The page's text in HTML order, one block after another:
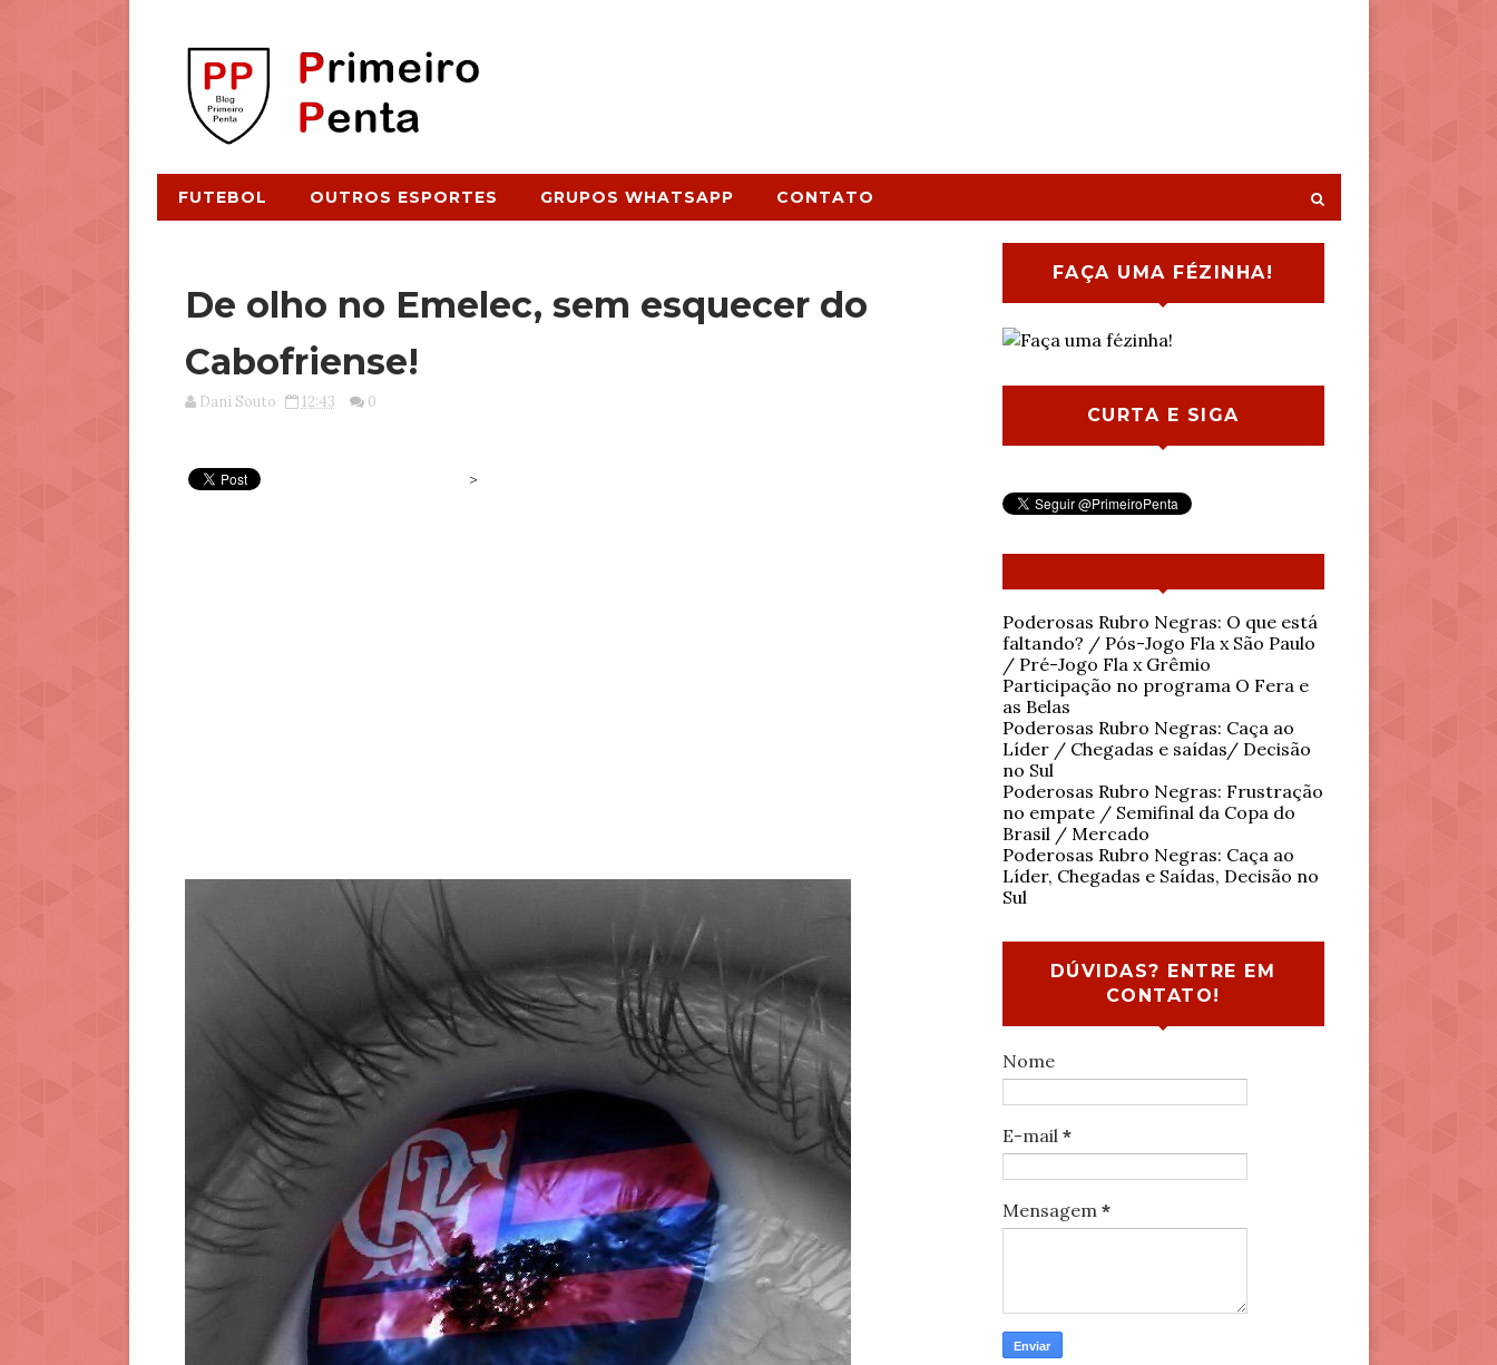
FUTEBOL OUTROS ESPORTES GRUPOS WHATSAPP CONTATO
De olho no Emelec, sem esquecer do
Cabofriense!
Dani Souto 12:43 0
>
FAÇA UMA FÉZINHA!
CURTA E SIGA
Poderosas Rubro Negras: O que está
faltando? / Pós-Jogo Fla x São Paulo
/ Pré-Jogo Fla x Grêmio
Participação no programa O Fera e
as Belas
Poderosas Rubro Negras: Caça ao
Líder / Chegadas e saídas/ Decisão
no Sul
Poderosas Rubro Negras: Frustração
no empate / Semifinal da Copa do
Brasil / Mercado
Poderosas Rubro Negras: Caça ao
Líder, Chegadas e Saídas, Decisão no
Sul
DÚVIDAS? ENTRE EM
CONTATO!
Nome
E-mail *
Mensagem *